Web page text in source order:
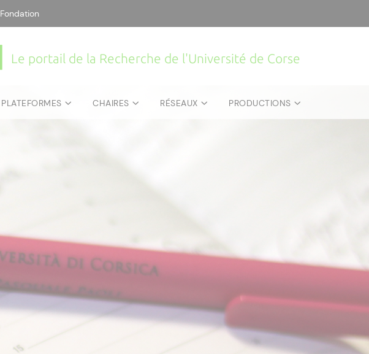
Fondation
Le portail de la Recherche de l'Université de Corse
PLATEFORMES CHAIRES RÉSEAUX PRODUCTIONS